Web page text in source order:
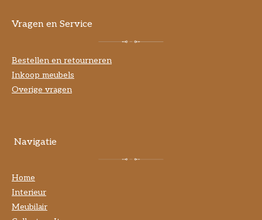
Vragen en Service
Bestellen en retourneren
Inkoop meubels
Overige vragen
Navigatie
Home
Interieur
Meubilair